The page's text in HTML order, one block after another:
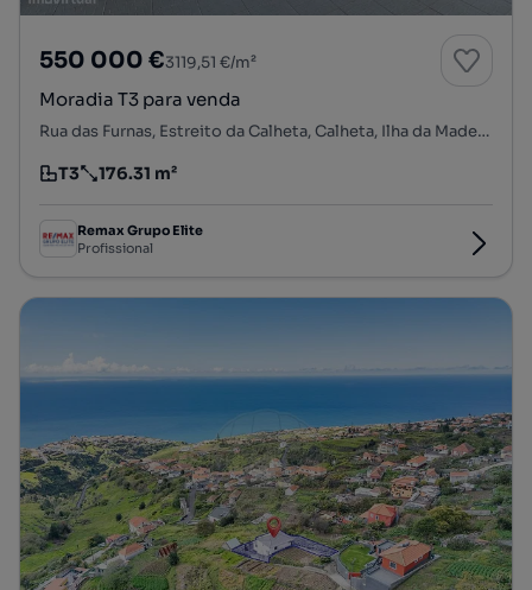
550 000 €3119,51 €/m²
Moradia T3 para venda
Rua das Furnas, Estreito da Calheta, Calheta, Ilha da Madeira
Tipologia
T3
Preço por metro quadrado
176.31 m²
Remax Grupo Elite
Profissional